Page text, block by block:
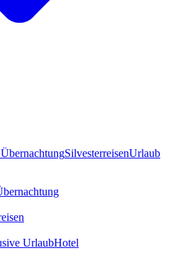
SilvesterreisenUrlaub
UrlaubHotel